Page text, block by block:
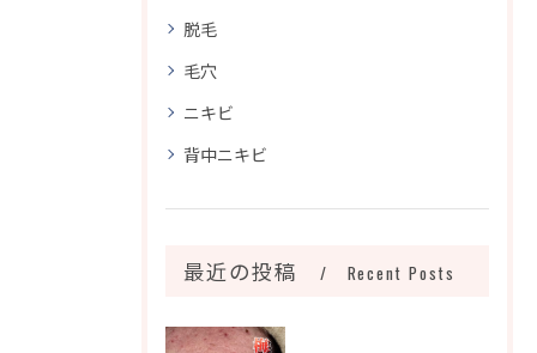
脱毛
毛穴
ニキビ
背中ニキビ
最近の投稿 Recent Posts